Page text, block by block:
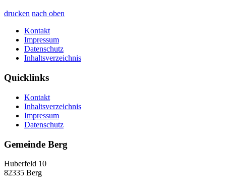
drucken nach oben
Kontakt
Impressum
Datenschutz
Inhaltsverzeichnis
Quicklinks
Kontakt
Inhaltsverzeichnis
Impressum
Datenschutz
Gemeinde Berg
Huberfeld 10
82335 Berg